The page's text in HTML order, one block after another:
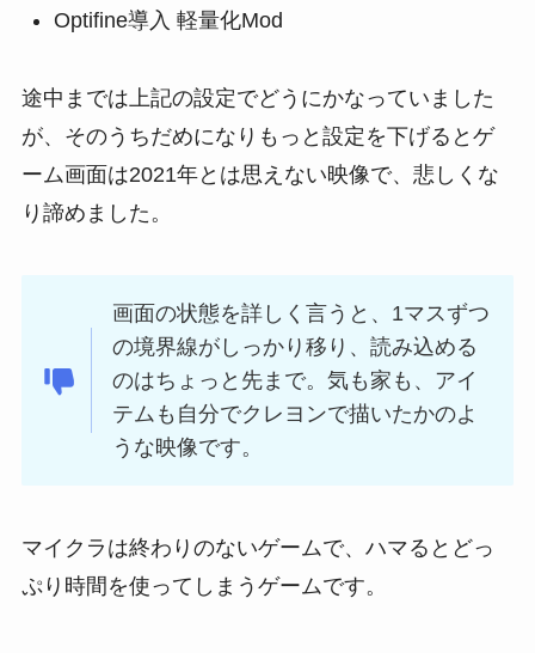
Optifine導入 軽量化Mod
途中までは上記の設定でどうにかなっていました
が、そのうちだめになりもっと設定を下げるとゲ
ーム画面は2021年とは思えない映像で、悲しくな
り諦めました。
画面の状態を詳しく言うと、1マスずつ
の境界線がしっかり移り、読み込める
のはちょっと先まで。気も家も、アイ
テムも自分でクレヨンで描いたかのよ
うな映像です。
マイクラは終わりのないゲームで、ハマるとどっ
ぷり時間を使ってしまうゲームです。